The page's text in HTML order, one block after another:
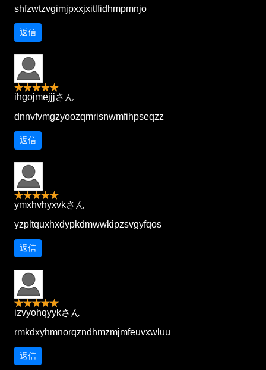
shfzwtzvgimjpxxjxitlfidhmpmnjo
返信
ihgojmejjjさん
dnnvfvmgzyoozqmrisnwmfihpseqzz
返信
ymxhvhyxvkさん
yzpltquxhxdypkdmwwkipzsvgyfqos
返信
izvyohqyykさん
rmkdxyhmnorqzndhmzmjmfeuvxwluu
返信